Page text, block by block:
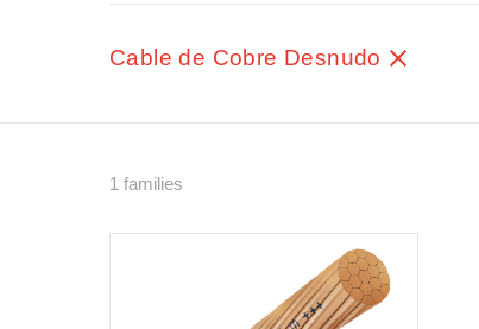
Cable de Cobre Desnudo
1 families